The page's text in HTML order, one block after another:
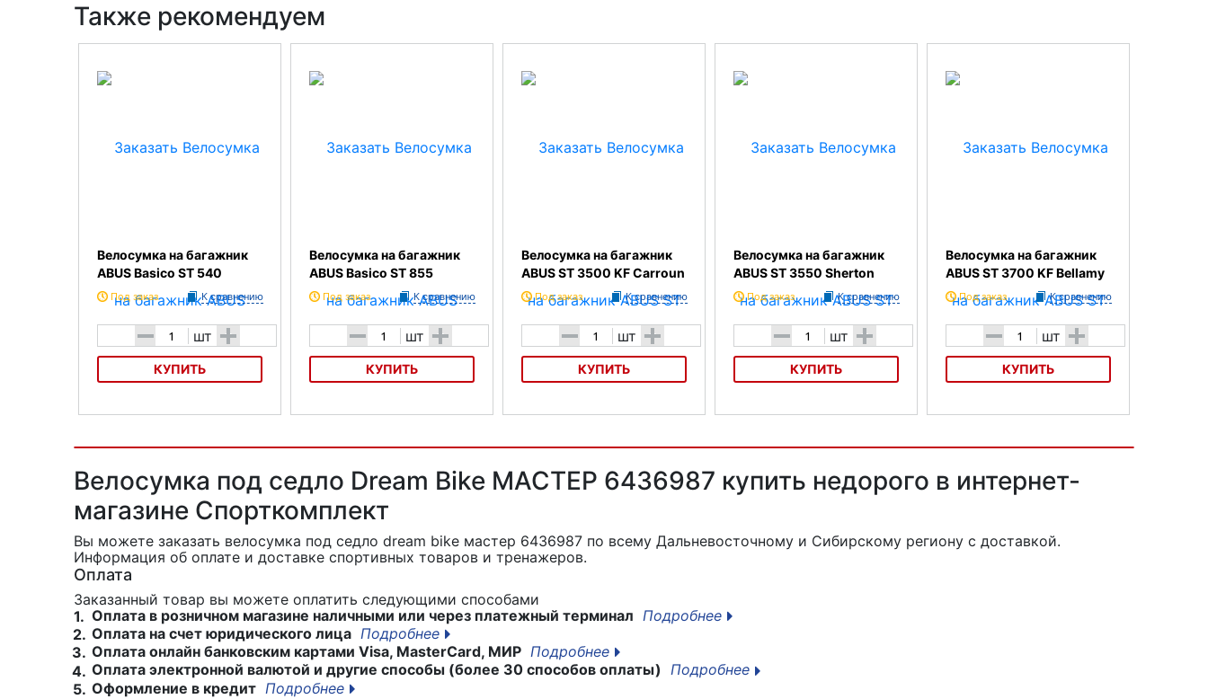
Также рекомендуем
Велосумка на багажник
ABUS Basico ST 540
Под заказ К сравнению
- шт +
КУПИТЬ
Велосумка на багажник
ABUS Basico ST 855
Под заказ К сравнению
- шт +
КУПИТЬ
Велосумка на багажник
ABUS ST 3500 KF Carroun
Под заказ К сравнению
- шт +
КУПИТЬ
Велосумка на багажник
ABUS ST 3550 Sherton
Под заказ К сравнению
- шт +
КУПИТЬ
Велосумка на багажник
ABUS ST 3700 KF Bellamy
Под заказ К сравнению
- шт +
КУПИТЬ
Велосумка под седло Dream Bike МАСТЕР 6436987 купить недорого в интернет-
магазине Спорткомплект
Вы можете заказать велосумка под седло dream bike мастер 6436987 по всему Дальневосточному и Сибирскому региону с доставкой.
Информация об оплате и доставке спортивных товаров и тренажеров.
Оплата
Заказанный товар вы можете оплатить следующими способами
1. Оплата в розничном магазине наличными или через платежный терминал Подробнее
2. Оплата на счет юридического лица Подробнее
3. Оплата онлайн банковским картами Visa, MasterCard, МИР Подробнее
4. Оплата электронной валютой и другие способы (более 30 способов оплаты) Подробнее
5. Оформление в кредит Подробнее